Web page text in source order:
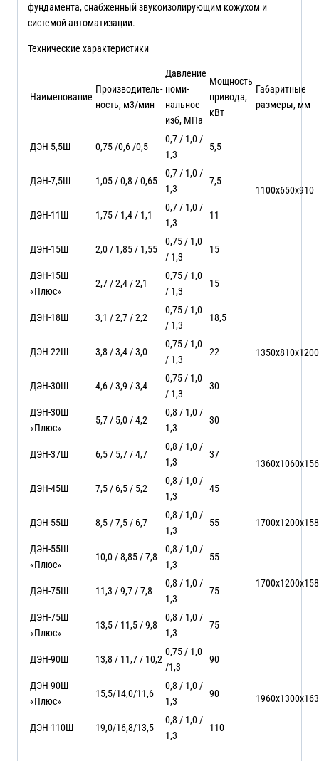
фундамента, снабженный звукоизолирующим кожухом и
системой автоматизации.
Технические характеристики
Наименование
Производитель-
ность, м3/мин
Давление
номи-
нальное
изб, МПа
Мощность
привода,
кВт
Габаритные
размеры, мм
ДЭН-5,5Ш 0,75 /0,6 /0,5
0,7 / 1,0 /
1,3
5,5
1100х650х910
ДЭН-7,5Ш 1,05 / 0,8 / 0,65
0,7 / 1,0 /
1,3
7,5
ДЭН-11Ш 1,75 / 1,4 / 1,1
0,7 / 1,0 /
1,3
11
ДЭН-15Ш 2,0 / 1,85 / 1,55
0,75 / 1,0
/ 1,3
15
1350х810х1200
ДЭН-15Ш
«Плюс»
2,7 / 2,4 / 2,1
0,75 / 1,0
/ 1,3
15
ДЭН-18Ш 3,1 / 2,7 / 2,2
0,75 / 1,0
/ 1,3
18,5
ДЭН-22Ш 3,8 / 3,4 / 3,0
0,75 / 1,0
/ 1,3
22
ДЭН-30Ш 4,6 / 3,9 / 3,4
0,75 / 1,0
/ 1,3
30
ДЭН-30Ш
«Плюс»
5,7 / 5,0 / 4,2
0,8 / 1,0 /
1,3
30
ДЭН-37Ш 6,5 / 5,7 / 4,7
0,8 / 1,0 /
1,3
37
ДЭН-45Ш 7,5 / 6,5 / 5,2
0,8 / 1,0 /
1,3
45
ДЭН-55Ш 8,5 / 7,5 / 6,7
0,8 / 1,0 /
1,3
55
ДЭН-55Ш
«Плюс»
10,0 / 8,85 / 7,8
0,8 / 1,0 /
1,3
55
ДЭН-75Ш 11,3 / 9,7 / 7,8
0,8 / 1,0 /
1,3
75
ДЭН-75Ш
«Плюс»
13,5 / 11,5 / 9,8
0,8 / 1,0 /
1,3
75
ДЭН-90Ш 13,8 / 11,7 / 10,2
0,75 / 1,0
/1,3
90
ДЭН-90Ш
«Плюс»
15,5/14,0/11,6
0,8 / 1,0 /
1,3
90
ДЭН-110Ш 19,0/16,8/13,5
0,8 / 1,0 /
1,3
110